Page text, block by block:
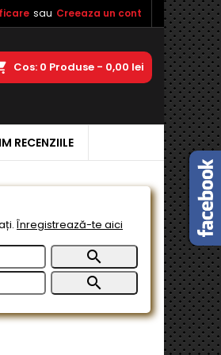
sau Creeaza un cont
Cos 0 Produse - 0,00 lei
RECENZIILE
Înregistrează-te aici

